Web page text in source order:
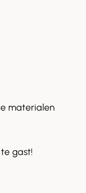
materialen
gast!